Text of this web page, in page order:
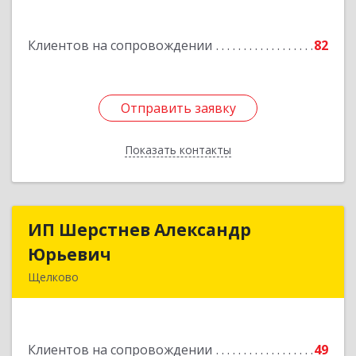
Клиентов на сопровождении 82
Отправить заявку
Показать контакты
Подробнее
Отправить заявку
Назад
ИП Шерстнев Александр
Юрьевич
Щелково
Клиентов на сопровождении 49
ИП Шерстнев Александр
Подробнее